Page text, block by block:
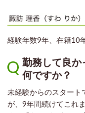
経験年数9年、在籍10
勤務して良か
何ですか？
未経験からのスタート
が、9年間続けてこれ